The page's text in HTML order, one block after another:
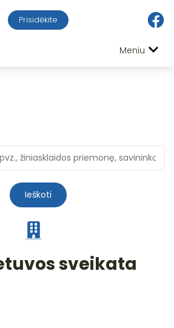
Prisidėkite
Meniu
Ieškoti
sveikata